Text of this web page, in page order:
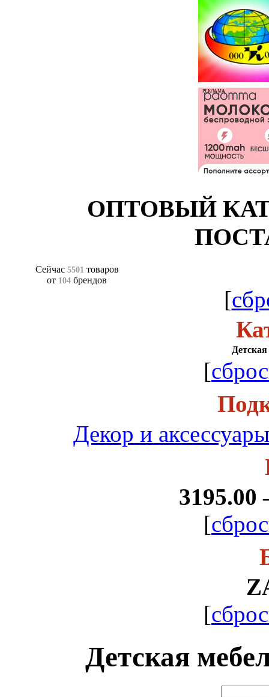
РЕКЛАМА
ОПТОВЫЙ
Сейчас 5501 товаров
от 104 брендов
[
Детская
[
Декор и
3195.00
[
[
Детская